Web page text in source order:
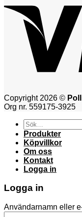
Copyright 2026 ©
Org nr. 559175-3925
Sök
efter:
Produkter
Köpvillkor
Om oss
Kontakt
Logga in
Logga in
Användarnamn eller